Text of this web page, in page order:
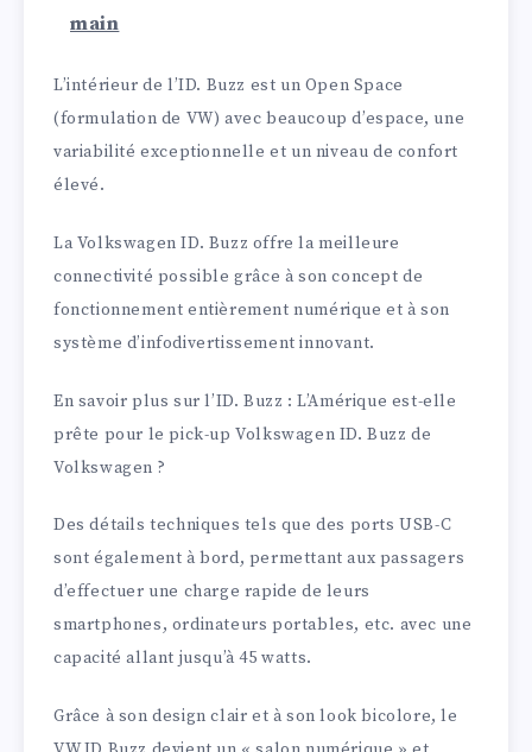
main
L’intérieur de l’ID. Buzz est un Open Space
(formulation de VW) avec beaucoup d’espace, une
variabilité exceptionnelle et un niveau de confort
élevé.
La Volkswagen ID. Buzz offre la meilleure
connectivité possible grâce à son concept de
fonctionnement entièrement numérique et à son
système d’infodivertissement innovant.
En savoir plus sur l’ID. Buzz : L’Amérique est-elle
prête pour le pick-up Volkswagen ID. Buzz de
Volkswagen ?
Des détails techniques tels que des ports USB-C
sont également à bord, permettant aux passagers
d’effectuer une charge rapide de leurs
smartphones, ordinateurs portables, etc. avec une
capacité allant jusqu’à 45 watts.
Grâce à son design clair et à son look bicolore, le